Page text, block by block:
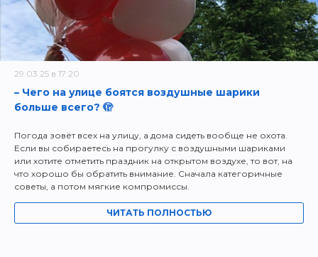
29.03.25 в 17:20
– Чего на улице боятся воздушные шарики
больше всего? 🫣
Погода зовёт всех на улицу, а дома сидеть вообще не охота.
Если вы собираетесь на прогулку с воздушными шариками
или хотите отметить праздник на открытом воздухе, то вот, на
что хорошо бы обратить внимание. Сначала категоричные
советы, а потом мягкие компромиссы.
ЧИТАТЬ ПОЛНОСТЬЮ